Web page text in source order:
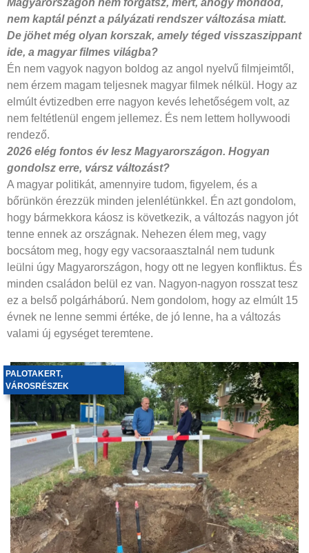
nem kaptálpénzt a pályázati rendszer változása miatt.
De jöhet még olyan korszak, amely téged visszaszippant
ide, a magyar filmes világba?
Én nem vagyok nagyon boldog az angol nyelvű filmjeimtől,
nem érzem magam teljesnek magyar filmek nélkül. Hogy az
elmúlt évtizedben erre nagyon kevés lehetőségem volt, az
nem feltétlenül engem jellemez. És nem lettem hollywoodi
rendező.
2026 elég fontos év lesz Magyarországon. Hogyan
gondolsz erre, vársz változást?
A magyar politikát, amennyire tudom, figyelem, és a
bőrünkön érezzük minden jelenlétünkkel. Én azt gondolom,
hogy bármekkora káosz is következik, a változás nagyon jót
tenne ennek az országnak. Nehezen élem meg, vagy
bocsátom meg, hogy egy vacsoraasztalnál nem tudunk
leülni úgy Magyarországon, hogy ott ne legyen konfliktus. És
minden családon belül ez van. Nagyon-nagyon rosszat tesz
ez a belső polgárháború. Nem gondolom, hogy az elmúlt 15
évnek ne lenne semmi értéke, de jó lenne, ha a változás
valami új egységet teremtene.
PALOTAKERT,
VÁROSRÉSZEK